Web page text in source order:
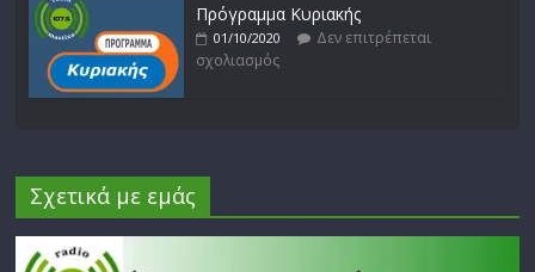
Πρόγραμμα Κυριακής
01/10/2020
Δεν επιτρέπεται
σχολιασμός
Σχετικά με εμάς